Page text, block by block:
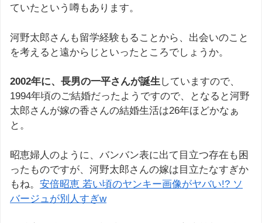
ていたという噂もあります。
河野太郎さんも留学経験もることから、出会いのこと
を考えると遠からじといったところでしょうか。
2002年に、長男の一平さんが誕生していますので、
1994年頃のご結婚だったようですので、となると河野
太郎さんが嫁の香さんの結婚生活は26年ほどかなぁ
と。
昭恵婦人のように、バンバン表に出て目立つ存在も困
ったものですが、河野太郎さんの嫁は目立たなすぎか
もね。 安倍昭恵 若い頃のヤンキー画像がヤバい!? ソ
バージュが別人すぎw